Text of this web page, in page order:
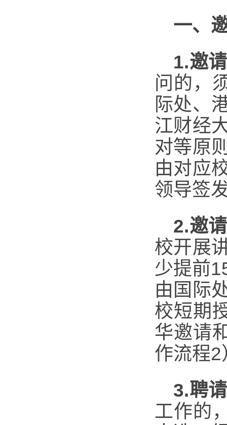
一、
1.邀
问的，
际处、
江财经
对等原
由对应
领导签
2.邀
校开展
少提前
由国际
校短期
华邀请
作流程2
3.聘
工作的